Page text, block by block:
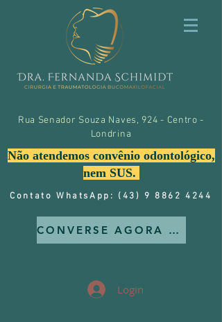
Rua Senador Souza Naves, 924 - Centro -
Londrina
Não atendemos convênio odontológico,
nem SUS.
Contato WhatsApp: (43) 9 8862 4244
CONVERSE AGORA MESMO CONOSCO
Login